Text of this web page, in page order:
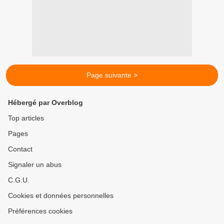
Page suivante >
Hébergé par Overblog
Top articles
Pages
Contact
Signaler un abus
C.G.U.
Cookies et données personnelles
Préférences cookies